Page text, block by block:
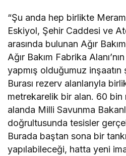
“Şu anda hep birlikte
Eskiyol, Şehir Caddesi ve
arasında bulunan Ağır
Ağır Bakım Fabrika
yapmış olduğumuz
Burası rezerv alanlarıyla
metrekarelik bir alan. 60 bin
alanda Milli Savunma
doğrultusunda tesisler
Burada baştan sona bir
yapılabileceği, hatta yeni